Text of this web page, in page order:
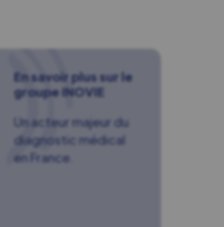
En savoir plus sur le
groupe INOVIE
Un acteur majeur du
diagnostic médical
en France.